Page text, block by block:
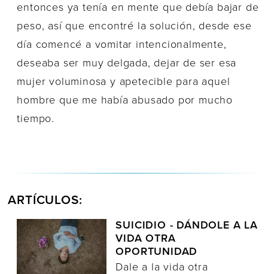
entonces ya tenía en mente que debía bajar de
peso, así que encontré la solución, desde ese
día comencé a vomitar intencionalmente,
deseaba ser muy delgada, dejar de ser esa
mujer voluminosa y apetecible para aquel
hombre que me había abusado por mucho
tiempo.
ARTÍCULOS:
SUICIDIO - DÁNDOLE A LA
VIDA OTRA
OPORTUNIDAD
Dale a la vida otra